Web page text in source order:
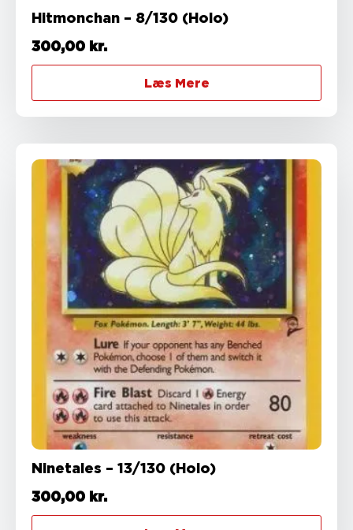
Hitmonchan – 8/130 (Holo)
300,00 kr.
Læs Mere
Ninetales – 13/130 (Holo)
300,00 kr.